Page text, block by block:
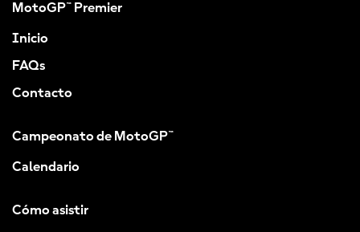
MotoGP™ Premier
Inicio
FAQs
Contacto
Campeonato de MotoGP™
Calendario
Cómo asistir